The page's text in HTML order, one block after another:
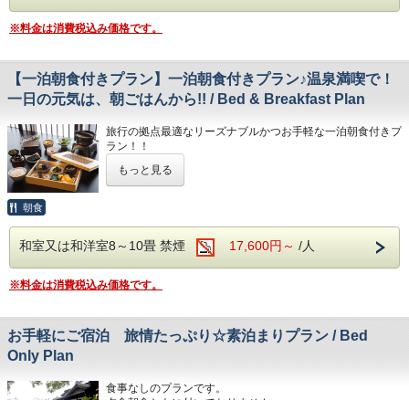
★国の登録有形文化財★
当館は創業時の姿を残し、客室ごとに異なる趣向を凝らした
なりました。
登録された文化財は「玄関棟、東棟、中央棟、西棟」です。
※別途大人1人に付き入湯税150円が必要です。
※最終チェックイン時間(19：00)より遅くなる場合は、一泊
朝食又は素泊りプランをご利用ください。
※料金は消費税込み価格です。
【一泊朝食付きプラン】一泊朝食付きプラン♪温泉満喫で！
一日の元気は、朝ごはんから!! / Bed & Breakfast Plan
旅行の拠点最適なリーズナブルかつお手軽な一泊朝食付きプ
ラン！！
方…
一人旅の方にもオススメです♪
にお出かけいただきますようお願いいたします。
い場合には、キャンセル扱いとさせて頂きます。
a holiday in Hitoyoshi.
もっと見る
朝食
和室又は和洋室8～10畳 禁煙 17,600円～ /人
※料金は消費税込み価格です。
お手軽にご宿泊 旅情たっぷり☆素泊まりプラン / Bed
Only Plan
食事なしのプランです。